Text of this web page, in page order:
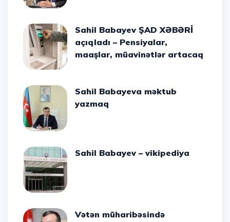
Sahil Babayev ŞAD XƏBƏRİ
açıqladı – Pensiyalar,
maaşlar, müavinətlər artacaq
Sahil Babayeva məktub
yazmaq
Sahil Babayev – vikipediya
Vətən müharibəsində